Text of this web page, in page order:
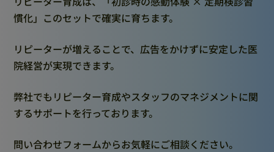
慣化」このセットで確実に育ちます。
リピーターが増えることで、広告をかけずに安定した医
院経営が実現できます。
弊社でもリピーター育成やスタッフのマネジメントに関
するサポートを行っております。
問い合わせフォームからお気軽にご相談ください。